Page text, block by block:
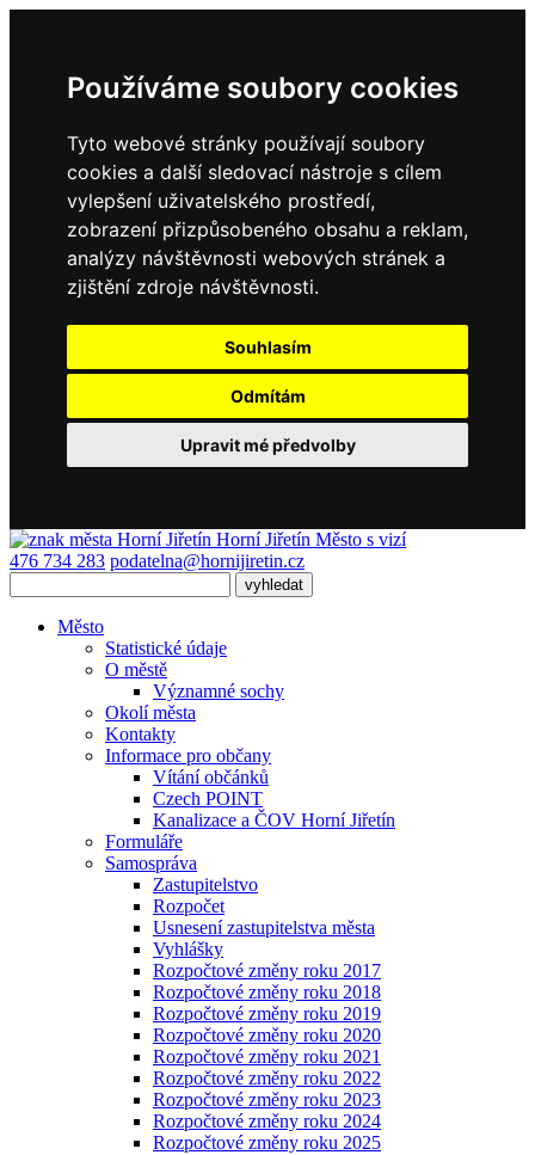
Používáme soubory cookies
Tyto webové stránky používají soubory
cookies a další sledovací nástroje s cílem
vylepšení uživatelského prostředí,
zobrazení přizpůsobeného obsahu a reklam,
analýzy návštěvnosti webových stránek a
zjištění zdroje návštěvnosti.
Souhlasím
Odmítám
Upravit mé předvolby
Horní Jiřetín Město s vizí
476 734 283 podatelna@hornijiretin.cz
Město
Statistické údaje
O městě
Významné sochy
Okolí města
Kontakty
Informace pro občany
Vítání občánků
Czech POINT
Kanalizace a ČOV Horní Jiřetín
Formuláře
Samospráva
Zastupitelstvo
Rozpočet
Usnesení zastupitelstva města
Vyhlášky
Rozpočtové změny roku 2017
Rozpočtové změny roku 2018
Rozpočtové změny roku 2019
Rozpočtové změny roku 2020
Rozpočtové změny roku 2021
Rozpočtové změny roku 2022
Rozpočtové změny roku 2023
Rozpočtové změny roku 2024
Rozpočtové změny roku 2025